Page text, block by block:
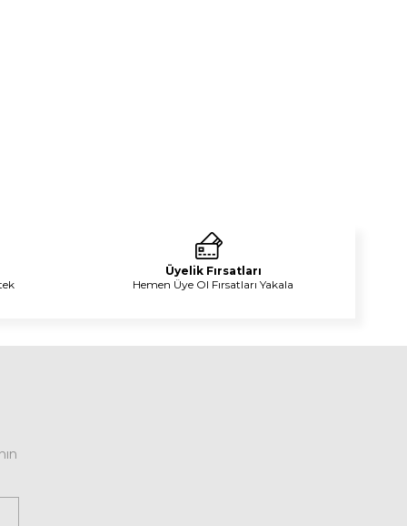
Üyelik Fırsatları
Hemen Üye Ol Fırsatları Yakala